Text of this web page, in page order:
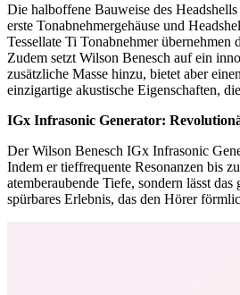
Die halboffene Bauweise des
erste Tonabnehmergehäuse und
Tessellate Ti Tonabnehmer
Zudem setzt Wilson Benesch auf ein
zusätzliche Masse hinzu, bietet aber
einzigartige akustische Eigenschaften,
IGx Infrasonic Generator:
Der Wilson Benesch IGx Infrasonic
Indem er tieffrequente Resonanzen bis
atemberaubende Tiefe, sondern lässt
spürbares Erlebnis, das den Hörer